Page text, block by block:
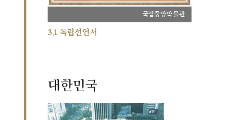
국립중앙박물관
3.1 독립선언서
대한민국